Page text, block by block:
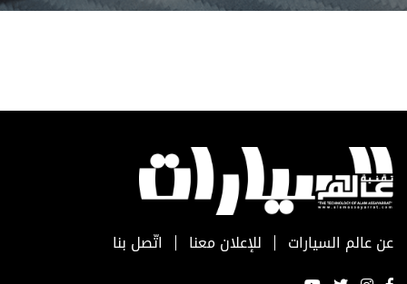
عن عالم السيارات للإعلان معنا اتّصل بنا